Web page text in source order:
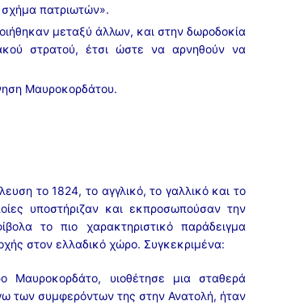
πατριωτών».
μεταξύ άλλων, και στην δωροδοκία
στρατού, έτσι ώστε να αρνηθούν να
Μαυροκορδάτου.
το 1824, το αγγλικό, το γαλλικό και το
υποστήριζαν και εκπροσωπούσαν την
το πιο χαρακτηριστικό παράδειγμα
στον ελλαδικό χώρο. Συγκεκριμένα:
Μαυροκορδάτο, υιοθέτησε μια σταθερά
των συμφερόντων της στην Ανατολή, ήταν